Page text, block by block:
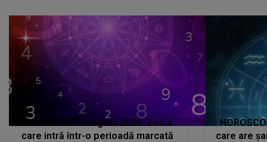
HOROSCOP 7 august 2026. Zodia
care intră într-o perioadă marcată
care are